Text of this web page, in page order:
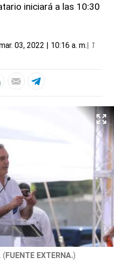
iniciará a las 10:30
03, 2022 | 10:16 a. m.| 1
(FUENTE EXTERNA.)